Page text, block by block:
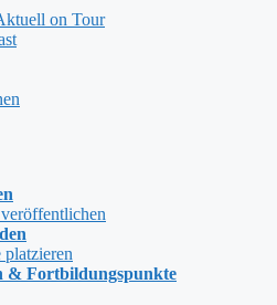
on Tour
& Fortbildungspunkte